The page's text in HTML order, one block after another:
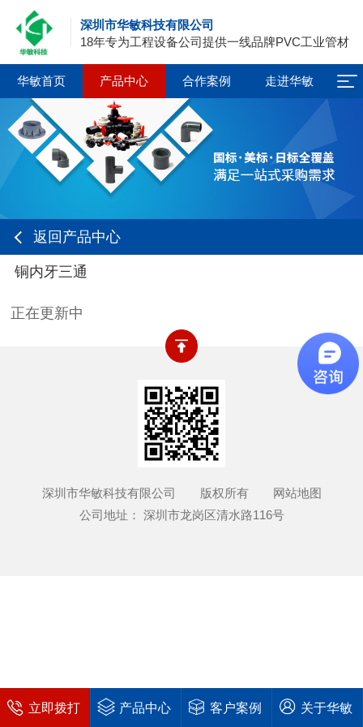
深圳市华敏科技有限公司
18年专为工程设备公司提供一线品牌PVC工业管材
华敏首页 产品中心 合作案例 走进华敏
返回产品中心
铜内牙三通
正在更新中
深圳市华敏科技有限公司 版权所有 网站地图
公司地址： 深圳市龙岗区清水路116号
立即拨打 产品中心 客户案例 关于华敏